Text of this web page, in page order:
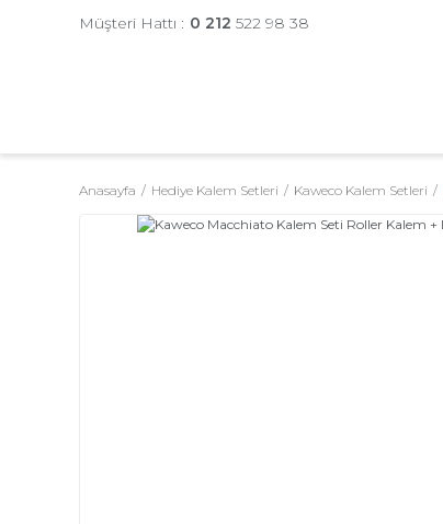
Müşteri Hattı : 0 212 522 98 38
Anasayfa Hediye Kalem Setleri Kaweco Kalem Setleri